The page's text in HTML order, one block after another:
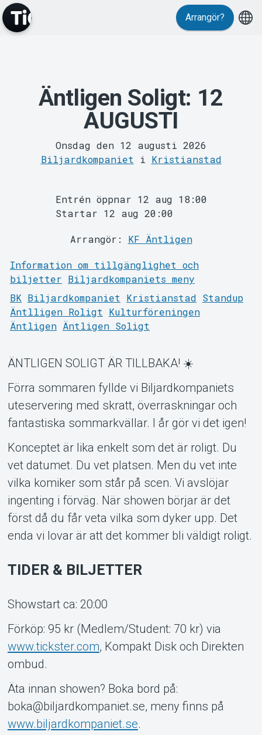
Evenemang
Support
Om Tickster
Arrangör?
Äntligen Soligt: 12
AUGUSTI
Onsdag den 12 augusti 2026
Biljardkompaniet i Kristianstad
Entrén öppnar 12 aug 18:00
Startar 12 aug 20:00
Arrangör: KF Äntligen
Information om tillgänglighet och
biljetter Biljardkompaniets meny
BK Biljardkompaniet Kristianstad Standup
Äntlligen Roligt
Kulturföreningen
Äntligen Äntligen Soligt
ÄNTLIGEN SOLIGT ÄR TILLBAKA! ☀️
Förra sommaren fyllde vi Biljardkompaniets
uteservering med skratt, överraskningar och
fantastiska sommarkvällar. I år gör vi det igen!
Konceptet är lika enkelt som det är roligt. Du
vet datumet. Du vet platsen. Men du vet inte
vilka komiker som står på scen. Vi avslöjar
ingenting i förväg. När showen börjar är det
först då du får veta vilka som dyker upp. Det
enda vi lovar är att det kommer bli väldigt roligt.
TIDER & BILJETTER
Showstart ca: 20:00
Förköp: 95 kr (Medlem/Student: 70 kr) via
www.tickster.com, Kompakt Disk och Direkten
ombud.
Äta innan showen? Boka bord på:
boka@biljardkompaniet.se, meny finns på
www.biljardkompaniet.se.